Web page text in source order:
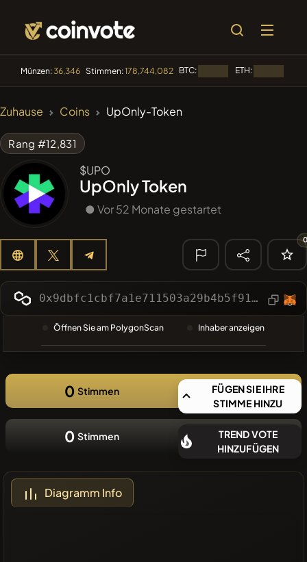
Münzen:36,346 Stimmen:178,744,082 BTC: ETH:
Sirtoken
#2059
Infinite Money Glitch IMG
#3099
🔎
KÜRZLICHE
aktuellen
Zuhause Coins UpOnly-Token
Rang #12,831
$UPO
UpOnly Token
● Vor 52 Monate gestartet
0x9dbfc1cbf7a1e711503a29b4b5f9130ebeccac96
Öffnen Sie am PolygonScan Inhaber anzeigen
0 Stimmen
FÜGEN SIE IHRE
STIMME HINZU
0 Stimmen
TREND VOTE
HINZUFÜGEN
Diagramm Info